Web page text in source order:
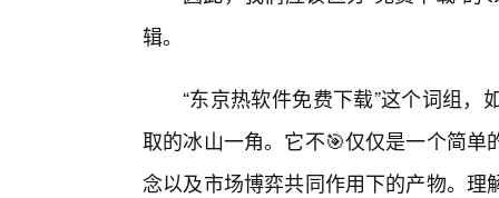
辑。
“东京热软件免费下载”这个词组
取的冰山一角。它不🎯仅仅是一个简
念以及市场博弈共同作用下的产物。